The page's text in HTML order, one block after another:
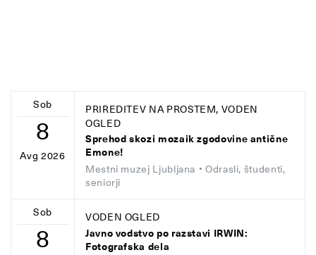
Sob
8
Avg 2026
PRIREDITEV NA PROSTEM, VODEN
OGLED
Sprehod skozi mozaik zgodovine antične
Emone!
Mestni muzej Ljubljana • Odrasli, študenti,
seniorji
Sob
8
VODEN OGLED
Javno vodstvo po razstavi IRWIN:
Fotografska dela